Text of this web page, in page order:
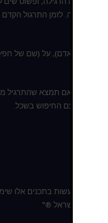
הבאה. לזמן התרגול
על (שם של אדם), על (שם של
אותך. אם תמצא שהתרגיל
בתוך עצם החיפוש בשכל.
אין לעשות בתכנים אלו
– ישראל ®"